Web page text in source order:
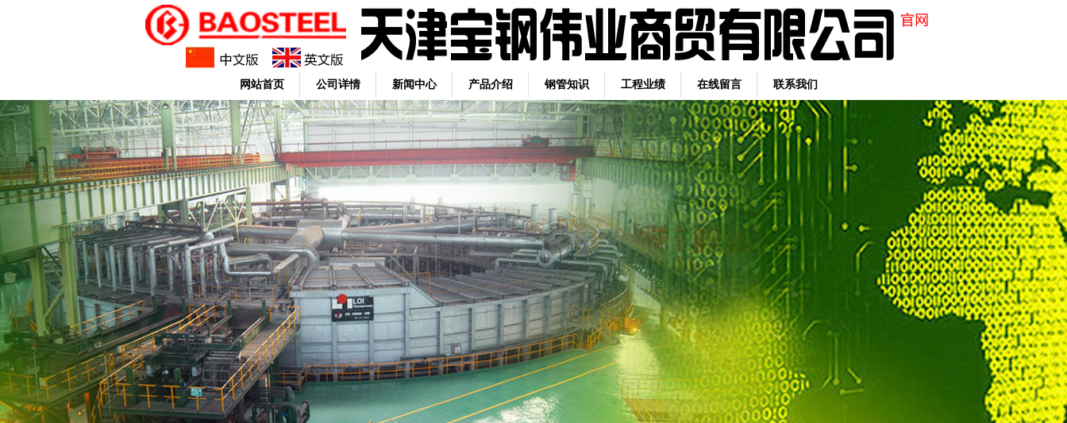
网站首页 公司详情 新闻中心 产品介绍 钢管知识 工程业绩 在线留言 联系我们